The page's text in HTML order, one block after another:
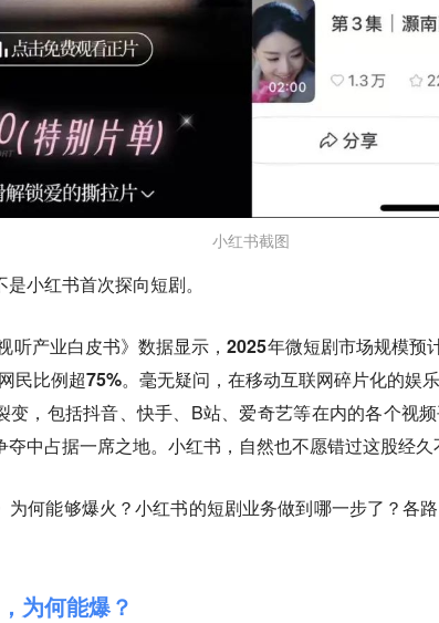
小红书截图
是小红书首次探向短剧。
听产业白皮书》数据显示，2025年微短剧市场规模预
民比例超75%。毫无疑问，在移动互联网碎片化的娱
变，包括抖音、快手、B站、爱奇艺等在内的各个视
中占据一席之地。小红书，自然也不愿错过这股经久
为何能够爆火？小红书的短剧业务做到哪一步了？各
为何能爆？